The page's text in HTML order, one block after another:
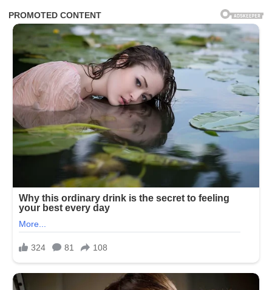
પણ
પતિ
સાથે
જોવા
મળી
કોપીકર,
સોશ્યલ
મીડિયા
પર
શરૂ
થઈ
ટ્રોલિંગ.